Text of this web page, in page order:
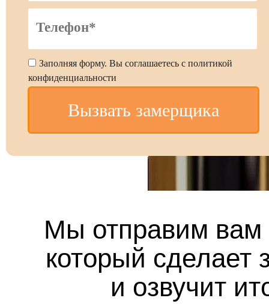
Вызвать замерщика
Заполняя форму. Вы соглашаетесь с политикой
конфиденциальности
Мы отправим вам
который сделает
и озвучит